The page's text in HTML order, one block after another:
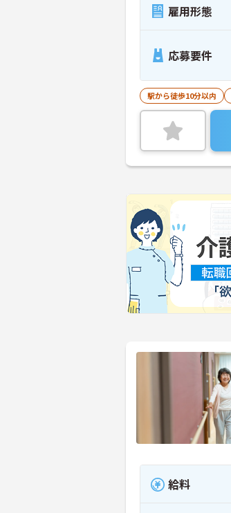
雇用形態
応募要件
駅から徒歩10分以内
給料